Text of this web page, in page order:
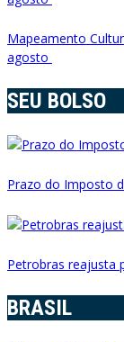
Mapeamento
agosto
SEU BOLSO
Prazo do Imposto
Petrobras reajusta
BRASIL